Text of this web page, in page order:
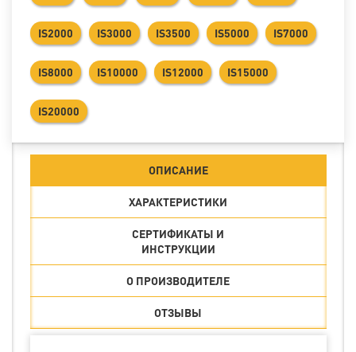
IS2000 IS3000 IS3500 IS5000 IS7000
IS8000 IS10000 IS12000 IS15000
IS20000
ОПИСАНИЕ
ХАРАКТЕРИСТИКИ
СЕРТИФИКАТЫ И
ИНСТРУКЦИИ
О ПРОИЗВОДИТЕЛЕ
ОТЗЫВЫ